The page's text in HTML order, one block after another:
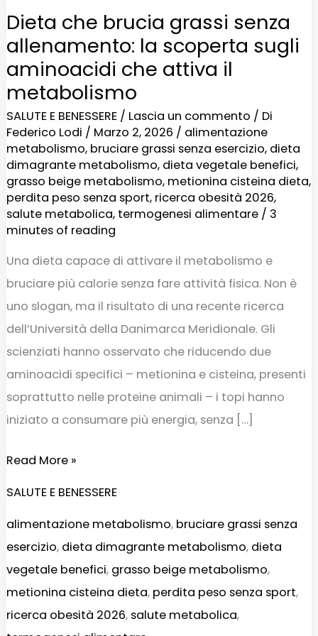
Dieta che brucia grassi senza
allenamento: la scoperta sugli
aminoacidi che attiva il
metabolismo
SALUTE E BENESSERE/ Lascia un commento / Di
Federico Lodi / Marzo 2, 2026 / alimentazione
metabolismo, bruciare grassi senza esercizio, dieta
dimagrante metabolismo, dieta vegetale benefici,
grasso beige metabolismo, metionina cisteina dieta,
perdita peso senza sport, ricerca obesità 2026,
salute metabolica, termogenesi alimentare/ 3
minutes of reading
Una dieta capace di attivare il metabolismo e
bruciare più calorie senza fare attività fisica. Non è
uno slogan, ma il risultato di una recente ricerca
dell’Università della Danimarca Meridionale. Gli
scienziati hanno osservato che riducendo due
aminoacidi specifici – metionina e cisteina, presenti
soprattutto nelle proteine animali – i topi hanno
iniziato a consumare più energia, senza […]
Read More »
SALUTE E BENESSERE
alimentazione metabolismo, bruciare grassi senza
esercizio, dieta dimagrante metabolismo, dieta
vegetale benefici, grasso beige metabolismo,
metionina cisteina dieta, perdita peso senza sport,
ricerca obesità 2026, salute metabolica,